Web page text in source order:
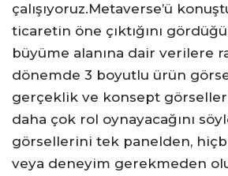
çalışıyoruz.Metaverse’ü
ticaretin öne çıktığını
büyüme alanına dair verilere
dönemde 3 boyutlu ürün
gerçeklik ve konsept
daha çok rol oynayacağını
görsellerini tek panelden,
veya deneyim gerekmeden